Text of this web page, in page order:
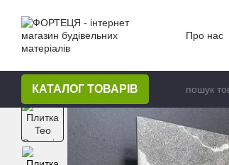
Про нас
КАТАЛОГ ТОВАРІВ